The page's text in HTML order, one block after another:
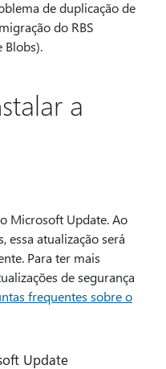
de duplicação de
do RBS
Blobs).
a
Microsoft Update. Ao
essa atualização será
Para ter mais
de segurança
frequentes sobre o
Update